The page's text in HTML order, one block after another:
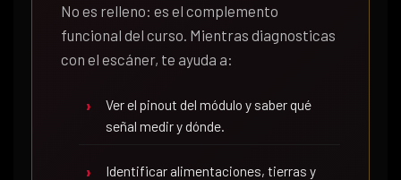
No es relleno: es el complemento
funcional del curso. Mientras diagnosticas
con el escáner, te ayuda a:
Ver el pinout del módulo y saber qué
señal medir y dónde.
Identificar alimentaciones, tierras y